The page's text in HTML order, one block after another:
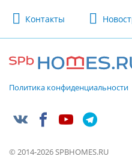
Контакты
Политика конфиденциальности
© 2014-2026 SPBHOMES.RU